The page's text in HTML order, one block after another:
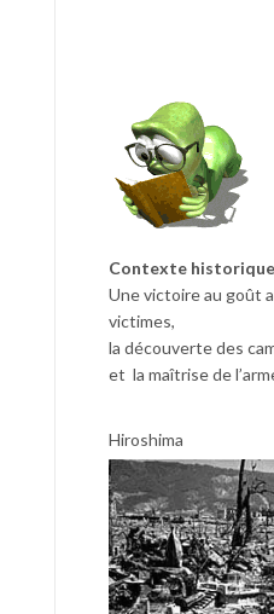
Contexte
Une victoire au goût
victimes,
la découverte des
et la maîtrise de
Hiroshima